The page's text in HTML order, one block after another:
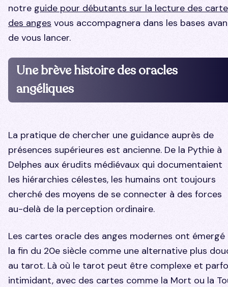
notre guide pour débutants sur la lecture des
des anges vous accompagnera dans les bases
de vous lancer.
Une brève histoire des oracles
angéliques
La pratique de chercher une guidance auprès de
présences supérieures est ancienne. De la Pythie à
Delphes aux érudits médiévaux qui documentaient
les hiérarchies célestes, les humains ont toujours
cherché des moyens de se connecter à des forces
au-delà de la perception ordinaire.
Les cartes oracle des anges modernes ont émergé
la fin du 20e siècle comme une alternative plus
au tarot. Là où le tarot peut être complexe et
intimidant, avec des cartes comme la Mort ou la